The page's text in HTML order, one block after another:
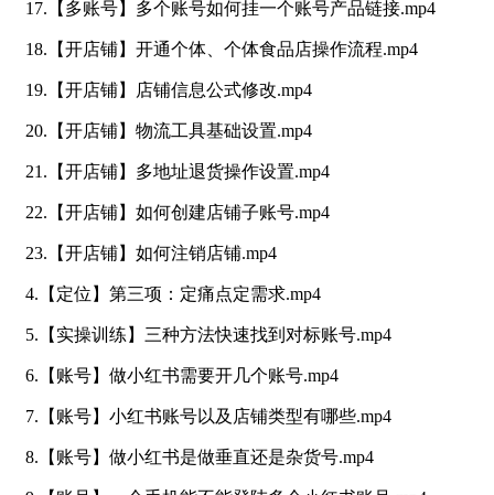
17.【多账号】多个账号如何挂一个账号产品链接.mp4
18.【开店铺】开通个体、个体食品店操作流程.mp4
19.【开店铺】店铺信息公式修改.mp4
20.【开店铺】物流工具基础设置.mp4
21.【开店铺】多地址退货操作设置.mp4
22.【开店铺】如何创建店铺子账号.mp4
23.【开店铺】如何注销店铺.mp4
4.【定位】第三项：定痛点定需求.mp4
5.【实操训练】三种方法快速找到对标账号.mp4
6.【账号】做小红书需要开几个账号.mp4
7.【账号】小红书账号以及店铺类型有哪些.mp4
8.【账号】做小红书是做垂直还是杂货号.mp4